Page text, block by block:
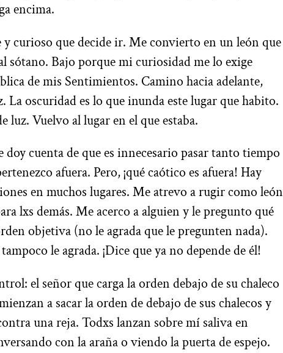
encima.
curioso que decide ir. Me convierto en un león que
sótano. Bajo porque mi curiosidad me lo exige
de mis Sentimientos. Camino hacia adelante,
La oscuridad es lo que inunda este lugar que habito.
luz. Vuelvo al lugar en el que estaba.
doy cuenta de que es innecesario pasar tanto tiempo
afuera. Pero, ¡qué caótico es afuera! Hay
en muchos lugares. Me atrevo a rugir como león
lxs demás. Me acerco a alguien y le pregunto qué
objetiva (no le agrada que le pregunten nada).
le agrada. ¡Dice que ya no depende de él!
el señor que carga la orden debajo de su chaleco
a sacar la orden de debajo de sus chalecos y
una reja. Todxs lanzan sobre mí saliva en
con la araña o viendo la puerta de espejo.